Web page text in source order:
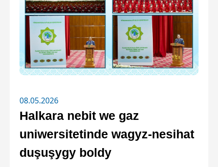
08.05.2026
Halkara nebit we gaz
uniwersitetinde wagyz-nesihat
duşuşygy boldy